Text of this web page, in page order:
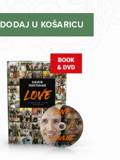
DODAJ U KOŠARICU